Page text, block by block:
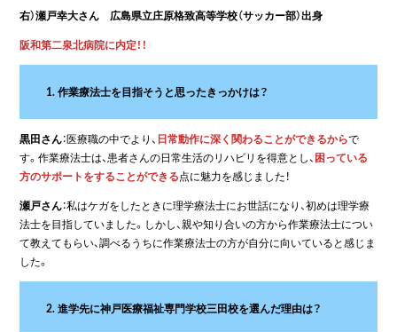
右）瀬戸幸大さん 広島県立庄原格致高等学校（サッカー部）出身
阪和第二泉北病院に内定！！
1. 作業療法士を目指そうと思ったきっかけは？
黒田さん：医療職の中でより、 日常動作に深く関わることができるからで
す。作業療法士は、患者さんの日常生活のリハビリを得意とし、困っている
方のサポートをすることができる点に魅力を感じました！
瀬戸さん：私はケガをしたときに理学療法士にお世話になり、初めは理学療
法士を目指していました。しかし、親や知り合いの方から作業療法士につい
て教えてもらい、調べるうちに作業療法士の方が自分に向いていると感じま
した。
2.進学先に神戸医療福祉専門学校三田校を選んだ理由は？